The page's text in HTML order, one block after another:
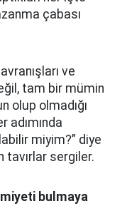
çabası
ve
tam bir mümin
olup olmadığı
adımında
miyim?” diye
tavırlar sergiler.
bulmaya